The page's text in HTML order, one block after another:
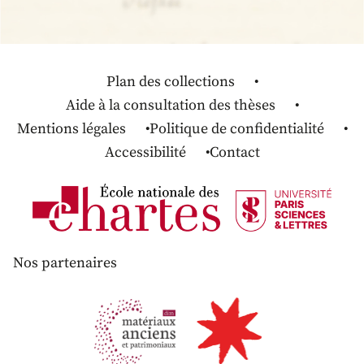
Plan des collections
Aide à la consultation des thèses
Mentions légales
Politique de confidentialité
Accessibilité
Contact
Nos partenaires